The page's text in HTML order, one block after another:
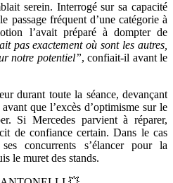
serein. Interrogé sur sa capacité
passage fréquent d’une catégorie à
l’avait préparé à dompter de
pas exactement où sont les autres,
notre potentiel”, confiait-il avant le
durant toute la séance, devançant
que l’excès d’optimisme sur le
Si Mercedes parvient à réparer,
de confiance certain. Dans le cas
concurrents s’élancer pour la
le muret des stands.